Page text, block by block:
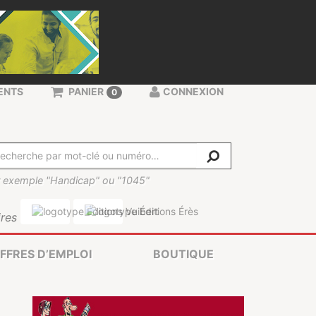
exemple "Handicap" ou "1045"
PANIER 0 CONNEXION
D’EMPLOI BOUTIQUE